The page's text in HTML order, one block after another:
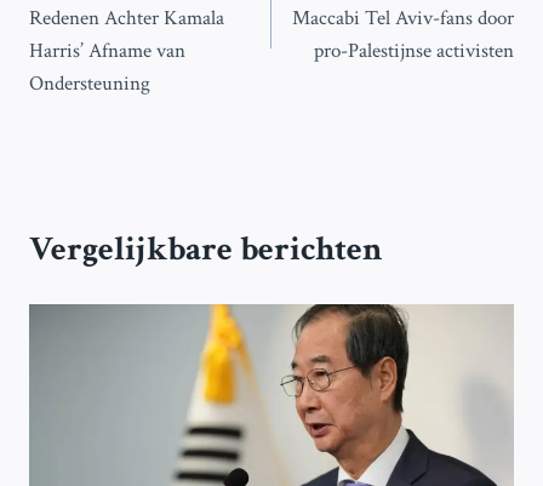
Redenen Achter Kamala
Harris’ Afname van
Ondersteuning
Maccabi Tel Aviv-fans door
pro-Palestijnse activisten
Vergelijkbare berichten